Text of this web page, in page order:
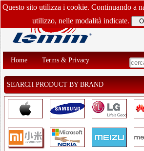
Home Terms & Privacy
SEARCH PRODUCT BY BRAND
Questo sito utilizza i cookie. Continuando a
utilizzo, nelle modalità indicate.